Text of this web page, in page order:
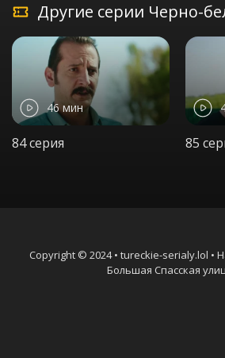
Другие серии Черно-
46 мин
84 серия 85
Copyright © 2024 • tureckie-serialy.lol •
Большая Спасская